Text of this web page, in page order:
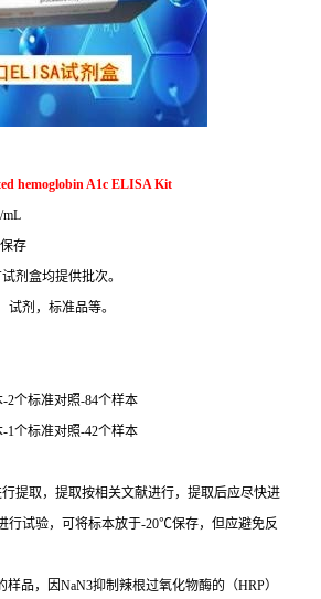
hemoglobin A1c ELISA Kit
mL
存
剂盒均提供批次。
剂，标准品等。
-2个标准对照-84个样本
-1个标准对照-42个样本
提取，提取按相关文献进行，提取后应尽快进
行试验，可将标本放于-20℃保存，但应避免反
样品，因NaN3抑制辣根过氧化物酶的（HRP）